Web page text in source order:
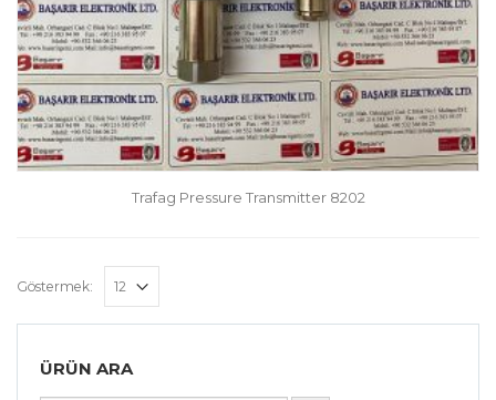
Trafag Pressure Transmitter 8202
Göstermek:
ÜRÜN ARA